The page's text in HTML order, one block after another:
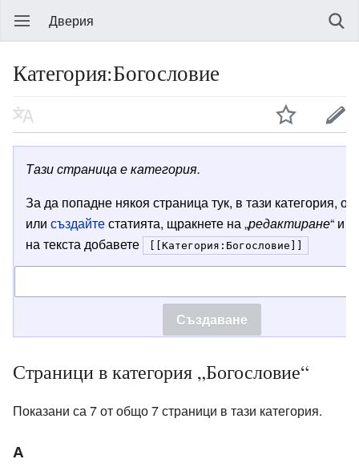
Дверия
Категория:Богословие
Тази страница е категория.
За да попадне някоя страница тук, в тази категория,
илисъздайтестатията, щракнете на „редактиране“ и
на текста добавете
[[Категория:Богословие]]
Страници в категория „Богословие“
Показани са 7 от общо 7 страници в тази категория.
А